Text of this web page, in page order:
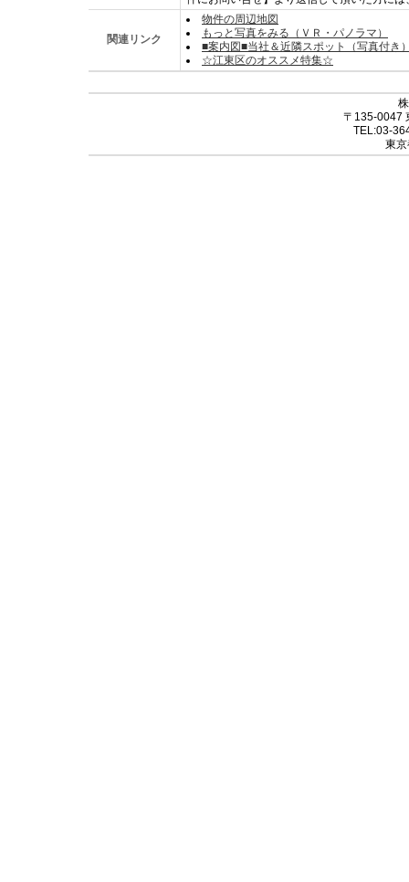
関連リンク
物件の周辺地図
もっと写真をみる（ＶＲ・パノラマ）
■案内図■当社＆近隣スポット（写真付き
☆江東区のオススメ特集☆
〒135-0047
TEL:03-
東